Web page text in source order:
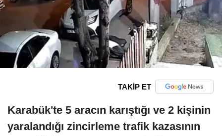
TAKİP ET
Karabük'te 5 aracın karıştığı ve 2 kişinin
yaralandığı zincirleme trafik kazasının